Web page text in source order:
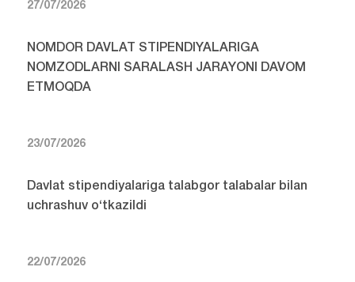
27/07/2026
NOMDOR DAVLAT STIPENDIYALARIGA
NOMZODLARNI SARALASH JARAYONI DAVOM
ETMOQDA
23/07/2026
Davlat stipendiyalariga talabgor talabalar bilan
uchrashuv o‘tkazildi
22/07/2026